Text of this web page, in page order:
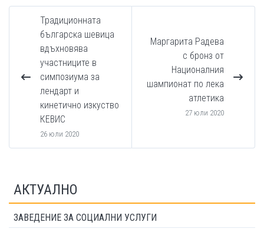
Традиционната
българска шевица
вдъхновява
участниците в
симпозиума за
лендарт и
кинетично изкуство
КЕВИС
26 юли 2020
Маргарита Радева
с бронз от
Националния
шампионат по лека
атлетика
27 юли 2020
АКТУАЛНО
ЗАВЕДЕНИЕ ЗА СОЦИАЛНИ УСЛУГИ